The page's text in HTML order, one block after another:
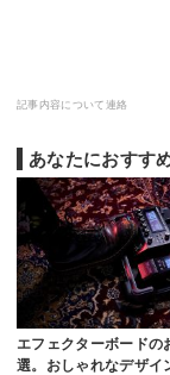
記事内容について連絡
あなたにおすす
エフェクターボードの
選。おしゃれなデザイ